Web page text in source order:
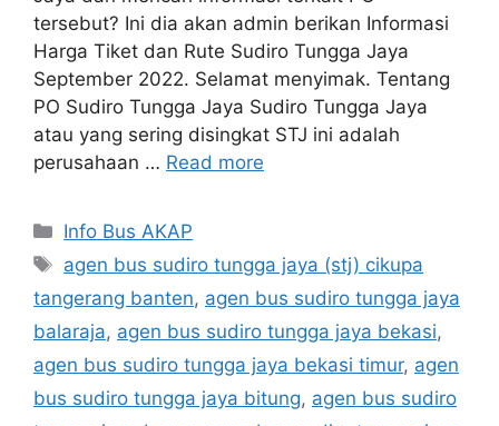
tersebut? Ini dia akan admin berikan Informasi
Harga Tiket dan Rute Sudiro Tungga Jaya
September 2022. Selamat menyimak. Tentang
PO Sudiro Tungga Jaya Sudiro Tungga Jaya
atau yang sering disingkat STJ ini adalah
perusahaan … Read more
Categories
Info Bus AKAP
Tags
agen bus sudiro tungga jaya (stj) cikupa
tangerang banten, agen bus sudiro tungga jaya
balaraja, agen bus sudiro tungga jaya bekasi,
agen bus sudiro tungga jaya bekasi timur, agen
bus sudiro tungga jaya bitung, agen bus sudiro